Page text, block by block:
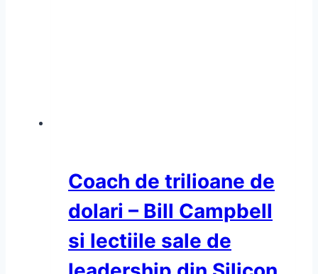
Coach de trilioane de
dolari – Bill Campbell
si lectiile sale de